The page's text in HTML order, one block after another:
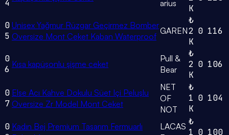
4
arius
K
0
5
Unisex Yağmur Rüzgar Geçirmez Bomber
Oversize Mont Ceket Kaban Waterproof
GAREN
₺
2
K
0 116
0
6 Kısa kapüşonlu şişme ceket
Pull &
Bear
₺
2
K
0 106
0
7
Else Acı Kahve Dokulu Süet Içi Peluşlu
Oversize Zr Model Mont Ceket
NET
OF
NOT
₺
1
K
0 104
0 Kadın Bej Premium Tasarım Fermuarlı
LACAS ₺
1 0 100